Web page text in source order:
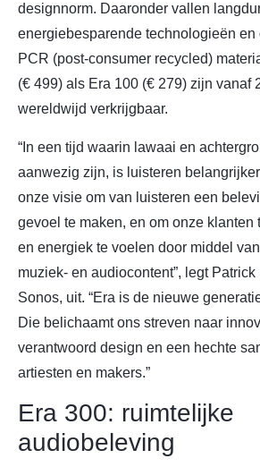
designnorm. Daaronder vallen
energiebesparende technologieën en
PCR (post-consumer recycled)
(€ 499) als Era 100 (€ 279) zijn vanaf
wereldwijd verkrijgbaar.
“In een tijd waarin lawaai en
aanwezig zijn, is luisteren
onze visie om van luisteren een
gevoel te maken, en om onze klanten
en energiek te voelen door middel
muziek- en audiocontent”, legt
Sonos, uit. “Era is de nieuwe
Die belichaamt ons streven naar
verantwoord design en een hechte
artiesten en makers.”
Era 300: ruimtelijke
audiobeleving